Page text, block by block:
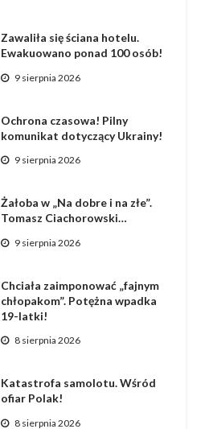
Zawaliła się ściana hotelu.
Ewakuowano ponad 100 osób!
9 sierpnia 2026
Ochrona czasowa! Pilny
komunikat dotyczący Ukrainy!
9 sierpnia 2026
Żałoba w „Na dobre i na złe”.
Tomasz Ciachorowski…
9 sierpnia 2026
Chciała zaimponować „fajnym
chłopakom”. Potężna wpadka
19-latki!
8 sierpnia 2026
Katastrofa samolotu. Wśród
ofiar Polak!
8 sierpnia 2026